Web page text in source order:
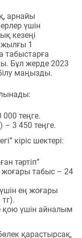
арнайы
үшін
кезеңі
жылғы 1
табыстарға
Бұл жерде 2023
маңызды.
теңге.
– 3 450 теңге.
кіріс шектері:
тәртіп”
жоғары табыс – 24
ең жоғары
қою үшін айналым
қарастырсақ,